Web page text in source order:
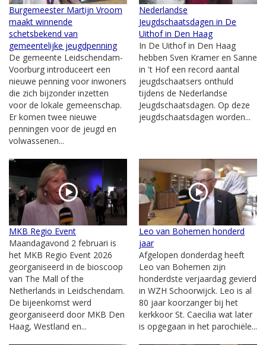
Burgemeester Martijn Vroom
maakt winnende
schetsbekend van
gemeentelijke jeugdpenning
De gemeente Leidschendam-
Voorburg introduceert een
nieuwe penning voor inwoners
die zich bijzonder inzetten
voor de lokale gemeenschap.
Er komen twee nieuwe
penningen voor de jeugd en
volwassenen...
Nederlandse
Jeugdschaatsdagen in De
Uithof in Den Haag
In De Uithof in Den Haag
hebben Sven Kramer en Sanne
in 't Hof een record aantal
jeugdschaatsers onthuld
tijdens de Nederlandse
Jeugdschaatsdagen. Op deze
jeugdschaatsdagen worden...
MKB Regio Event
Maandagavond 2 februari is
het MKB Regio Event 2026
georganiseerd in de bioscoop
van The Mall of the
Netherlands in Leidschendam.
De bijeenkomst werd
georganiseerd door MKB Den
Haag, Westland en...
Leo van Bohemen honderd
jaar
Afgelopen donderdag heeft
Leo van Bohemen zijn
honderdste verjaardag gevierd
in WZH Schoorwijck. Leo is al
80 jaar koorzanger bij het
kerkkoor St. Caecilia wat later
is opgegaan in het parochiële...